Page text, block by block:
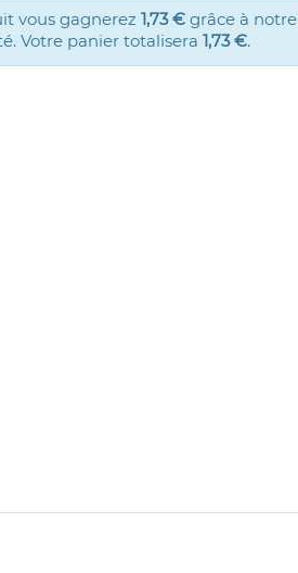
vous gagnerez 1,73 € grâce à notre
Votre panier totalisera 1,73 €.